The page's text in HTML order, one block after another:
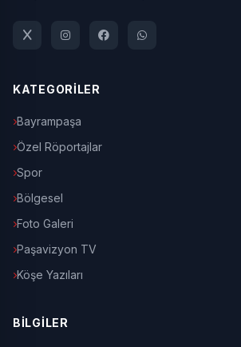
KATEGORİLER
Bayrampaşa
Özel Röportajlar
Spor
Bölgesel
Foto Galeri
Paşavizyon TV
Köşe Yazıları
BİLGİLER